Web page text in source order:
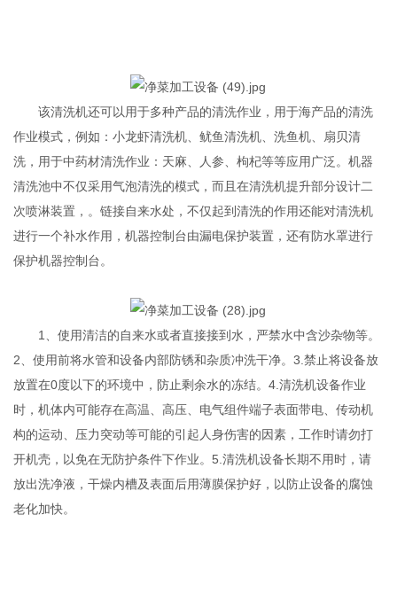
该清洗机还可以用于多种产品的清洗作业，用于海产品的清洗
作业模式，例如：小龙虾清洗机、鱿鱼清洗机、洗鱼机、扇贝清
洗，用于中药材清洗作业：天麻、人参、枸杞等等应用广泛。机器
清洗池中不仅采用气泡清洗的模式，而且在清洗机提升部分设计二
次喷淋装置，。链接自来水处，不仅起到清洗的作用还能对清洗机
进行一个补水作用，机器控制台由漏电保护装置，还有防水罩进行
保护机器控制台。
1、使用清洁的自来水或者直接接到水，严禁水中含沙杂物等。
2、使用前将水管和设备内部防锈和杂质冲洗干净。3.禁止将设备放
放置在0度以下的环境中，防止剩余水的冻结。4.清洗机设备作业
时，机体内可能存在高温、高压、电气组件端子表面带电、传动机
构的运动、压力突动等可能的引起人身伤害的因素，工作时请勿打
开机壳，以免在无防护条件下作业。5.清洗机设备长期不用时，请
放出洗净液，干燥内槽及表面后用薄膜保护好，以防止设备的腐蚀
老化加快。